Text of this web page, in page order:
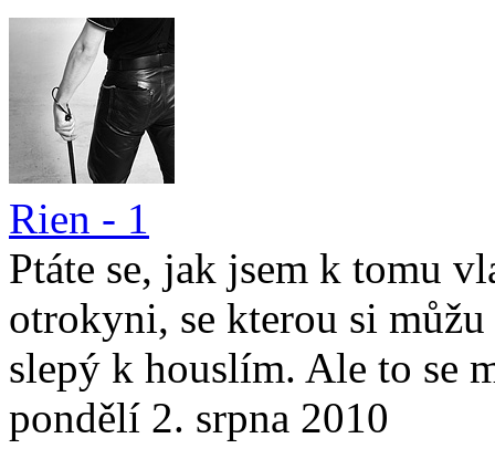
Rien - 1
Ptáte se, jak jsem k tomu
otrokyni, se kterou si
slepý k houslím. Ale to se
pondělí 2. srpna 2010